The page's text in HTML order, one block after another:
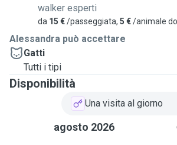
walker esperti
da 15 €/passeggiata, 5 €/animale
Alessandra può accettare
Gatti
Tutti i tipi
Disponibilità
Una visita al giorno
agosto 2026